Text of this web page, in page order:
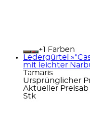
+
Farben
Ledergürtel
mit leichter
Tamaris
Ursprünglicher
Aktueller Preisab
Stk